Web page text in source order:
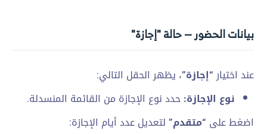
بيانات الحضور — حالة "إجازة"
عند اختيار“إجازة”، يظهرالحقل التالي:
نوع الإجازة:حدد نوع الإجازة من القائمة المنسدلة.
اضغط على “متقدم”لتعديل عددأيام الإجازة: